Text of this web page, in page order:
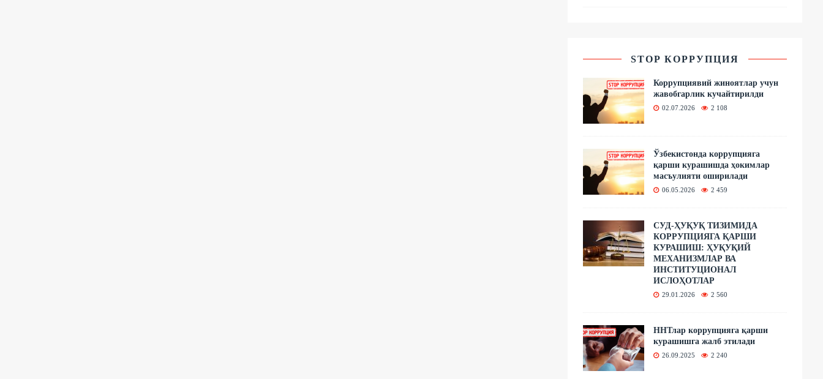
STOP КОРРУПЦИЯ
Коррупциявий жиноятлар учун
жавобгарлик кучайтирилди
02.07.2026 2 108
Ўзбекистонда коррупцияга
қарши курашишда ҳокимлар
масъулияти оширилади
06.05.2026 2 459
СУД-ҲУҚУҚ ТИЗИМИДА
КОРРУПЦИЯГА ҚАРШИ
КУРАШИШ: ҲУҚУҚИЙ
МЕХАНИЗМЛАР ВА
ИНСТИТУЦИОНАЛ
ИСЛОҲОТЛАР
29.01.2026 2 560
ННТлар коррупцияга қарши
курашишга жалб этилади
26.09.2025 2 240